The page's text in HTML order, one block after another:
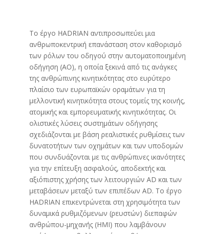
Το έργο HADRIAN αντιπροσωπεύει μια
ανθρωποκεντρική επανάσταση στον καθορισμό
των ρόλων του οδηγού στην αυτοματοποιημένη
οδήγηση (ΑΟ), η οποία ξεκινά από τις ανάγκες
της ανθρώπινης κινητικότητας στο ευρύτερο
πλαίσιο των ευρωπαϊκών οραμάτων για τη
μελλοντική κινητικότητα στους τομείς της κοινής,
ατομικής και εμπορευματικής κινητικότητας. Οι
ολιστικές λύσεις συστημάτων οδήγησης
σχεδιάζονται με βάση ρεαλιστικές ρυθμίσεις των
δυνατοτήτων των οχημάτων και των υποδομών
που συνδυάζονται με τις ανθρώπινες ικανότητες
για την επίτευξη ασφαλούς, αποδεκτής και
αξιόπιστης χρήσης των λειτουργιών AD και των
μεταβάσεων μεταξύ των επιπέδων AD. Το έργο
HADRIAN επικεντρώνεται στη χρησιμότητα των
δυναμικά ρυθμιζόμενων (ρευστών) διεπαφών
ανθρώπου-μηχανής (HMI) που λαμβάνουν